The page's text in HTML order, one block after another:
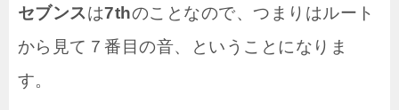
セブンスは7thのことなので、つまりはルート
から見て７番目の音、ということになりま
す。